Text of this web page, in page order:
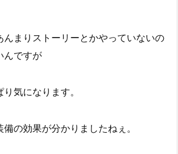
まりストーリーとかやっていないの
んですが
気になります。
の効果が分かりましたねぇ。